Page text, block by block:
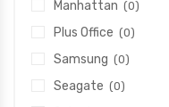
Manhattan (0)
Plus Office (0)
Samsung (0)
Seagate (0)